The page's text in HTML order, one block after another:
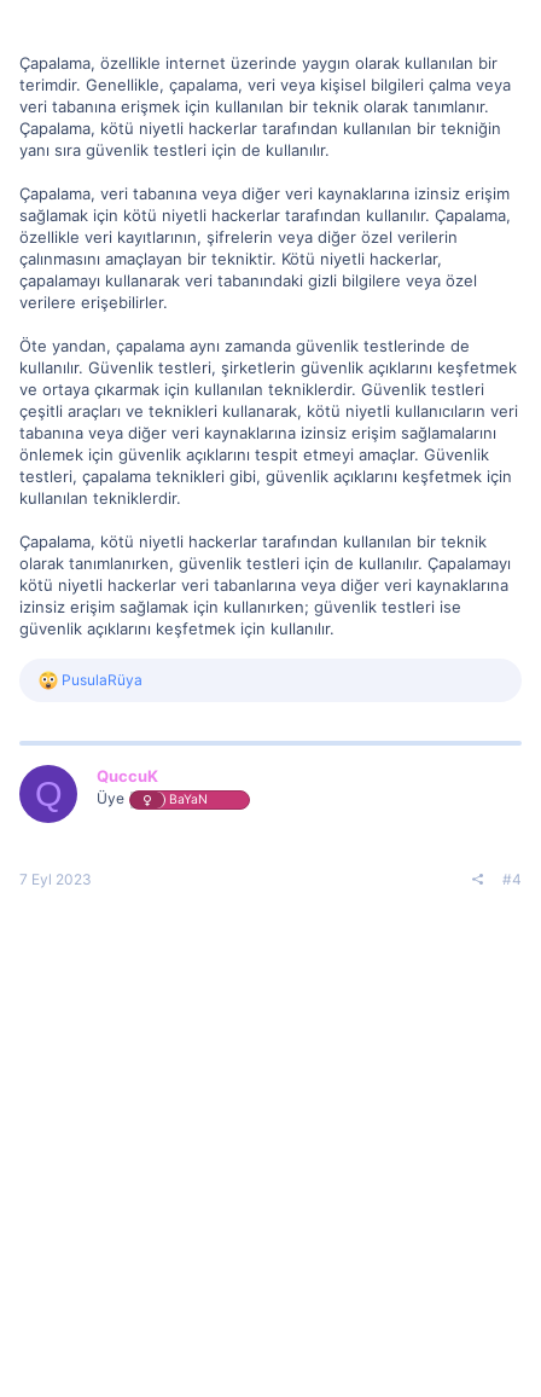
Çapalama, özellikle internet üzerinde yaygın olarak kullanılan bir
terimdir. Genellikle, çapalama, veri veya kişisel bilgileri çalma veya
veri tabanına erişmek için kullanılan bir teknik olarak tanımlanır.
Çapalama, kötü niyetli hackerlar tarafından kullanılan bir tekniğin
yanı sıra güvenlik testleri için de kullanılır.
Çapalama, veri tabanına veya diğer veri kaynaklarına izinsiz erişim
sağlamak için kötü niyetli hackerlar tarafından kullanılır. Çapalama,
özellikle veri kayıtlarının, şifrelerin veya diğer özel verilerin
çalınmasını amaçlayan bir tekniktir. Kötü niyetli hackerlar,
çapalamayı kullanarak veri tabanındaki gizli bilgilere veya özel
verilere erişebilirler.
Öte yandan, çapalama aynı zamanda güvenlik testlerinde de
kullanılır. Güvenlik testleri, şirketlerin güvenlik açıklarını keşfetmek
ve ortaya çıkarmak için kullanılan tekniklerdir. Güvenlik testleri
çeşitli araçları ve teknikleri kullanarak, kötü niyetli kullanıcıların veri
tabanına veya diğer veri kaynaklarına izinsiz erişim sağlamalarını
önlemek için güvenlik açıklarını tespit etmeyi amaçlar. Güvenlik
testleri, çapalama teknikleri gibi, güvenlik açıklarını keşfetmek için
kullanılan tekniklerdir.
Çapalama, kötü niyetli hackerlar tarafından kullanılan bir teknik
olarak tanımlanırken, güvenlik testleri için de kullanılır. Çapalamayı
kötü niyetli hackerlar veri tabanlarına veya diğer veri kaynaklarına
izinsiz erişim sağlamak için kullanırken; güvenlik testleri ise
güvenlik açıklarını keşfetmek için kullanılır.
R
c
i
n
PusulaRüya
Q QuccuK
Üye BaYaN
7 Eyl 2023 #4